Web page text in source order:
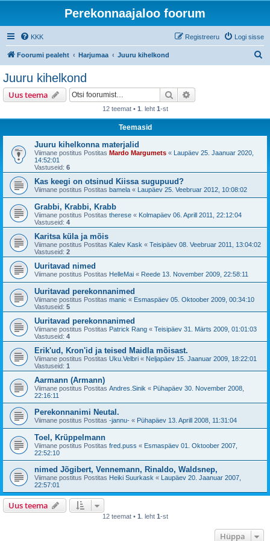
Perekonnaajaloo foorum
KKK Logi sisse
Registreeru
Foorumi pealeht Harjumaa Juuru kihelkond
Juuru kihelkond
Uus teema Otsi
12 teemat • 1 . leht 1-st
Teemasid
Juuru kihelkonna materjalid
Viimane postitus Postitas Mardo Margumets « Laupäev 25. Jaanuar 2020,
14:52:01
Vastuseid: 6
Kas keegi on otsinud Kiissa sugupuud?
Viimane postitus Postitas bamela « Laupäev 25. Veebruar 2012, 10:08:02
Grabbi, Krabbi, Krabb
Viimane postitus Postitas therese « Kolmapäev 06. Aprill 2011, 22:12:04
Vastuseid: 4
Karitsa küla ja mõis
Viimane postitus Postitas Kalev Kask « Teisipäev 08. Veebruar 2011, 13:04:02
Vastuseid: 2
Uuritavad nimed
Viimane postitus Postitas HelleMai « Reede 13. November 2009, 22:58:11
Uuritavad perekonnanimed
Viimane postitus Postitas manic « Esmaspäev 05. Oktoober 2009, 00:34:10
Vastuseid: 5
Uuritavad perekonnanimed
Viimane postitus Postitas Patrick Rang « Teisipäev 31. Märts 2009, 01:01:03
Vastuseid: 4
Erik'ud, Kron'id ja teised Maidla mõisast.
Viimane postitus Postitas Uku.Velbri « Neljapäev 15. Jaanuar 2009, 18:22:01
Vastuseid: 1
Aarmann (Armann)
Viimane postitus Postitas Andres.Sinik « Pühapäev 30. November 2008,
22:16:11
Perekonnanimi Neutal.
Viimane postitus Postitas -jannu- « Pühapäev 13. Aprill 2008, 11:31:04
Toel, Krüppelmann
Viimane postitus Postitas fred.puss « Esmaspäev 01. Oktoober 2007,
22:52:10
nimed Jõgibert, Vennemann, Rinaldo, Waldsnep,
Viimane postitus Postitas Heiki Suurkask « Laupäev 20. Jaanuar 2007,
22:57:01
Uus teema
12 teemat • 1 . leht 1-st
Hüppa